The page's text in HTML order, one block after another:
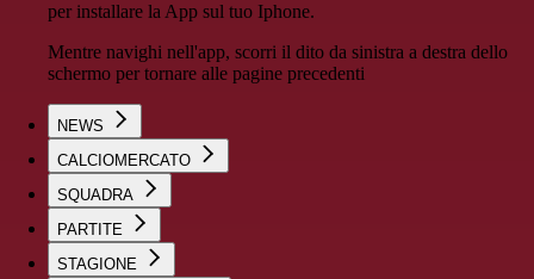
per installare la App sul tuo Iphone.
Mentre navighi nell'app, scorri il dito da sinistra a destra dello
schermo per tornare alle pagine precedenti
NEWS
CALCIOMERCATO
SQUADRA
PARTITE
STAGIONE